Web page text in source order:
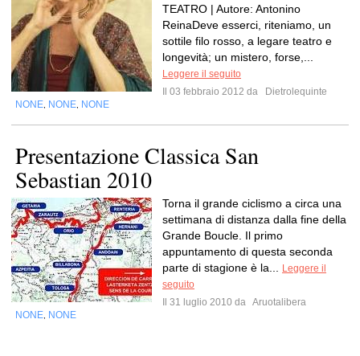
TEATRO | Autore: Antonino
ReinaDeve esserci, riteniamo, un
sottile filo rosso, a legare teatro e
longevità; un mistero, forse,...
Leggere il seguito
Il 03 febbraio 2012 da
Dietrolequinte
NONE NONE NONE
Presentazione Classica San
Sebastian 2010
Torna il grande ciclismo a circa una
settimana di distanza dalla fine della
Grande Boucle. Il primo
appuntamento di questa seconda
parte di stagione è la...
Leggere il
seguito
Il 31 luglio 2010 da Aruotalibera
NONE NONE